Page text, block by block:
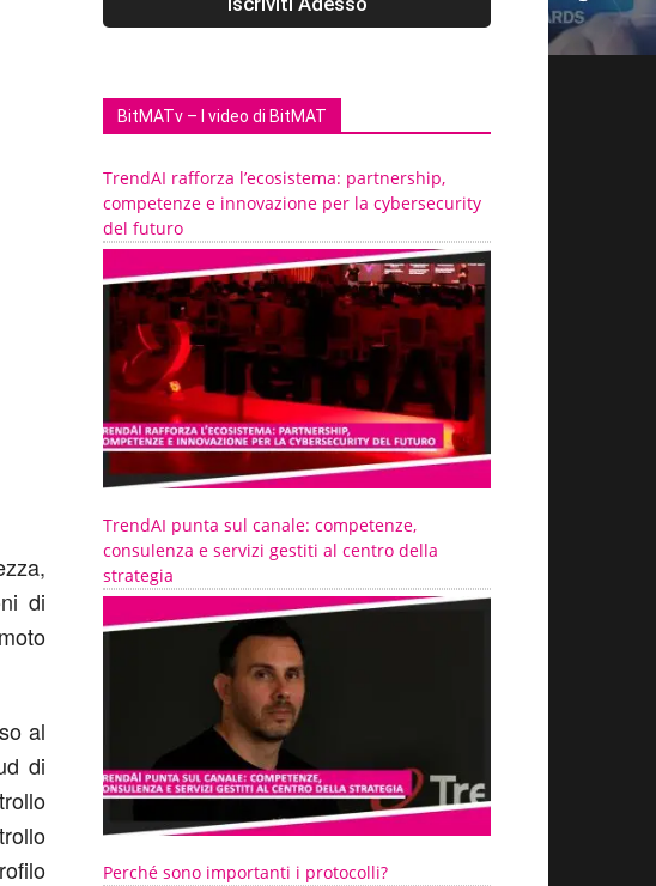
di
al
di
BitMATv – I video di BitMAT
TrendAI rafforza l’ecosistema: partnership,
competenze e innovazione per la cybersecurity
del futuro
TrendAI punta sul canale: competenze,
consulenza e servizi gestiti al centro della
strategia
Perché sono importanti i protocolli?